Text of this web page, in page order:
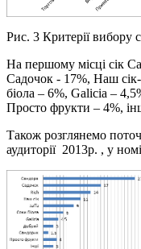
Рис. 3 Критерії вибору
На першому місці сік
Садочок - 17%, Наш
біола – 6%, Galicia –
Просто фрукти – 4%,
Також розглянемо
аудиторії 2013р. , у